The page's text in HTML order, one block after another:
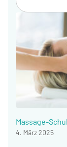
Massage-
4. März 2025